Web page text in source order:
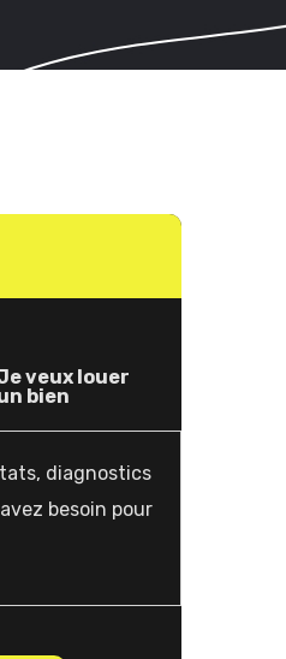
veux louer
bien
diagnostics
besoin pour